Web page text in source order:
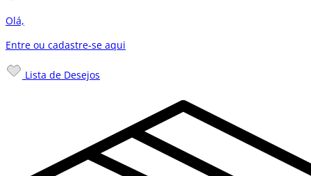
Olá,
Entre ou cadastre-se aqui
Lista de Desejos